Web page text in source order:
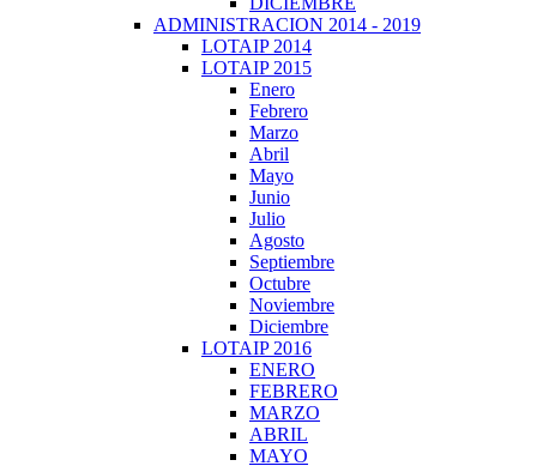
ADMINISTRACION 2014 - 2019
LOTAIP 2014
LOTAIP 2015
Enero
Febrero
Marzo
Abril
Mayo
Junio
Julio
Agosto
Septiembre
Octubre
Noviembre
Diciembre
LOTAIP 2016
ENERO
FEBRERO
MARZO
ABRIL
MAYO